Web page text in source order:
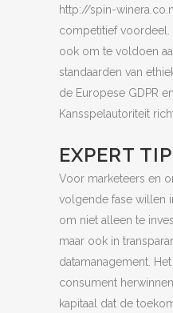
http://spin-
competitief voordeel.
ook om te voldoen
standaarden van
de Europese GDPR
Kansspelautoriteit
EXPERT TIP
Voor marketeers en
volgende fase willen
om niet alleen te
maar ook in
datamanagement.
consument
kapitaal dat de